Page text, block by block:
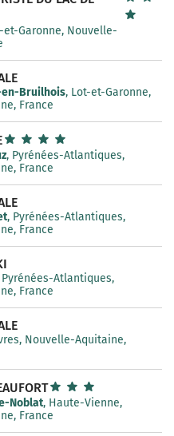
et-Garonne, Nouvelle-
Bruilhois, Lot-et-Garonne,
France
, Pyrénées-Atlantiques,
France
, Pyrénées-Atlantiques,
France
Pyrénées-Atlantiques,
France
Nouvelle-Aquitaine,
Noblat, Haute-Vienne,
France